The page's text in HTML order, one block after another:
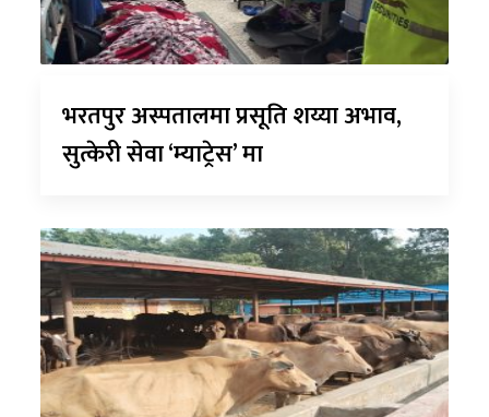
भरतपुर अस्पतालमा प्रसूति शय्या अभाव,
सुत्केरी सेवा ‘म्याट्रेस’ मा